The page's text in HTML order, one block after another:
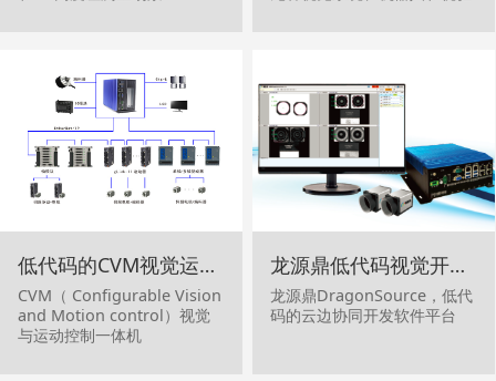
低代码的CVM视觉运控一体机
CVM（ Configurable Vision
and Motion control）视觉
与运动控制一体机
龙源鼎低代码视觉开发平台
龙源鼎DragonSource，低代
码的云边协同开发软件平台